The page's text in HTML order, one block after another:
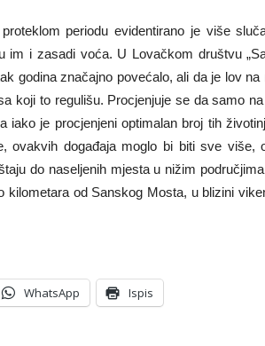
periodu evidentirano je više
im i zasadi voća. U Lovačkom društvu
godina značajno povećalo, ali da je lov
koji to regulišu. Procjenjuje se da samo
iako je procjenjeni optimalan broj tih
ovakvih događaja moglo bi biti sve više,
do naseljenih mjesta u nižim
kilometara od Sanskog Mosta, u blizini
WhatsApp Ispis